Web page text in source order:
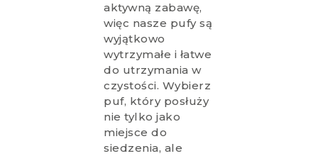
aktywną zabawę,
więc nasze pufy są
wyjątkowo
wytrzymałe i łatwe
do utrzymania w
czystości. Wybierz
puf, który posłuży
nie tylko jako
miejsce do
siedzenia, ale